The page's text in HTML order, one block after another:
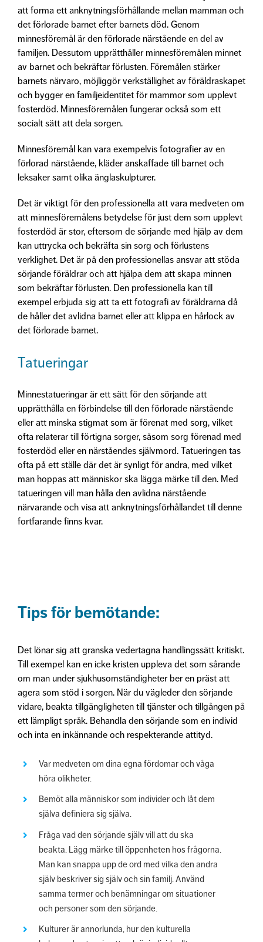
att forma ett anknytningsförhållande mellan mamman och
det förlorade barnet efter barnets död. Genom
minnesföremål är den förlorade närstående en del av
familjen. Dessutom upprätthåller minnesföremålen minnet
av barnet och bekräftar förlusten. Föremålen stärker
barnets närvaro, möjliggör verkställighet av föräldraskapet
och bygger en familjeidentitet för mammor som upplevt
fosterdöd. Minnesföremålen fungerar också som ett
socialt sätt att dela sorgen.
Minnesföremål kan vara exempelvis fotografier av en
förlorad närstående, kläder anskaffade till barnet och
leksaker samt olika änglaskulpturer.
Det är viktigt för den professionella att vara medveten om
att minnesföremålens betydelse för just dem som upplevt
fosterdöd är stor, eftersom de sörjande med hjälp av dem
kan uttrycka och bekräfta sin sorg och förlustens
verklighet. Det är på den professionellas ansvar att stöda
sörjande föräldrar och att hjälpa dem att skapa minnen
som bekräftar förlusten. Den professionella kan till
exempel erbjuda sig att ta ett fotografi av föräldrarna då
de håller det avlidna barnet eller att klippa en hårlock av
det förlorade barnet.
Tatueringar
Minnestatueringar är ett sätt för den sörjande att
upprätthålla en förbindelse till den förlorade närstående
eller att minska stigmat som är förenat med sorg, vilket
ofta relaterar till förtigna sorger, såsom sorg förenad med
fosterdöd eller en närståendes självmord. Tatueringen tas
ofta på ett ställe där det är synligt för andra, med vilket
man hoppas att människor ska lägga märke till den. Med
tatueringen vill man hålla den avlidna närstående
närvarande och visa att anknytningsförhållandet till denne
fortfarande finns kvar.
Tips för bemötande:
Det lönar sig att granska vedertagna handlingssätt kritiskt.
Till exempel kan en icke kristen uppleva det som sårande
om man under sjukhusomständigheter ber en präst att
agera som stöd i sorgen. När du vägleder den sörjande
vidare, beakta tillgängligheten till tjänster och tillgången på
ett lämpligt språk. Behandla den sörjande som en individ
och inta en inkännande och respekterande attityd.
Var medveten om dina egna fördomar och våga
höra olikheter.
Bemöt alla människor som individer och låt dem
själva definiera sig själva.
Fråga vad den sörjande själv vill att du ska
beakta. Lägg märke till öppenheten hos frågorna.
Man kan snappa upp de ord med vilka den andra
själv beskriver sig själv och sin familj. Använd
samma termer och benämningar om situationer
och personer som den sörjande.
Kulturer är annorlunda, hur den kulturella